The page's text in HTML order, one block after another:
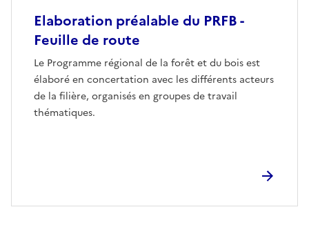
Elaboration préalable du PRFB -
Feuille de route
Le Programme régional de la forêt et du bois est
élaboré en concertation avec les différents acteurs
de la filière, organisés en groupes de travail
thématiques.